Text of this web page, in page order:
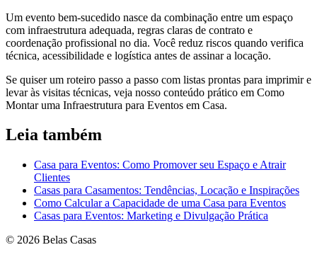
Um evento bem-sucedido nasce da combinação entre um espaço
com infraestrutura adequada, regras claras de contrato e
coordenação profissional no dia. Você reduz riscos quando verifica
técnica, acessibilidade e logística antes de assinar a locação.
Se quiser um roteiro passo a passo com listas prontas para imprimir e
levar às visitas técnicas, veja nosso conteúdo prático em Como
Montar uma Infraestrutura para Eventos em Casa.
Leia também
Casa para Eventos: Como Promover seu Espaço e Atrair
Clientes
Casas para Casamentos: Tendências, Locação e Inspirações
Como Calcular a Capacidade de uma Casa para Eventos
Casas para Eventos: Marketing e Divulgação Prática
© 2026 Belas Casas